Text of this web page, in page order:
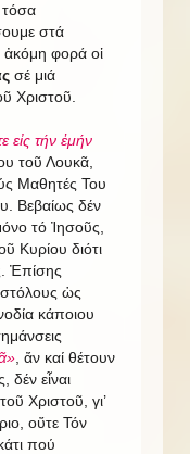
τόσα
στά
ἀκόμη φορά οἱ
σέ μιά
Χριστοῦ.
εἰς τήν ἐμήν
τοῦ Λουκᾶ,
Μαθητές Του
Βεβαίως δέν
τό Ἰησοῦς,
Κυρίου διότι
Ἐπίσης
ὡς
κάποιου
, ἄν καί θέτουν
δέν εἶναι
Χριστοῦ, γι’
οὔτε Τόν
πού